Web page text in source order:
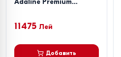
11475 Лей
Добавить